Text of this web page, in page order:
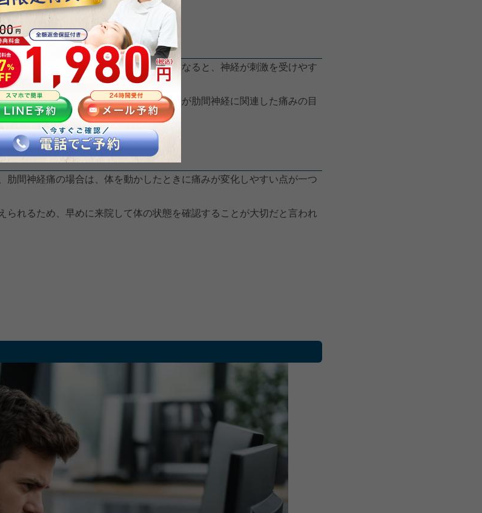
筋肉の緊張、体をひねる動作などが重なると、神経が刺激を受けやす
る」といった声も多く、こうした特徴が肋間神経に関連した痛みの目
間神経痛の場合は、体を動かしたときに痛みが変化しやすい点が一つ
れるため、早めに来院して体の状態を確認することが大切だと言われ